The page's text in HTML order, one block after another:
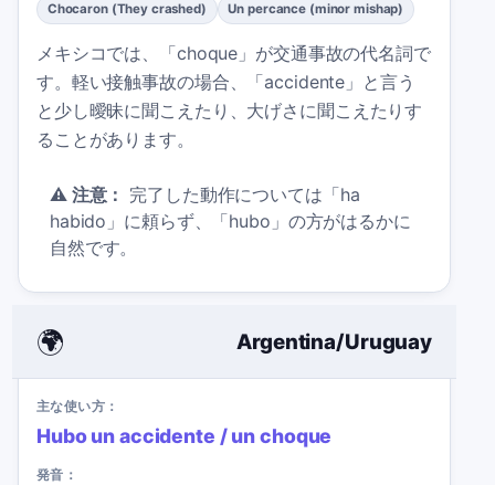
Chocaron (They crashed) Un percance (minor mishap)
メキシコでは、「choque」が交通事故の代名詞で
す。軽い接触事故の場合、「accidente」と言う
と少し曖昧に聞こえたり、大げさに聞こえたりす
ることがあります。
⚠️ 注意： 完了した動作については「ha
habido」に頼らず、「hubo」の方がはるかに
自然です。
🌍 Argentina/Uruguay
主な使い方：
Hubo un accidente / un choque
発音：